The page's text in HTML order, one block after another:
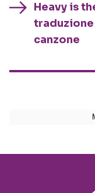
Heavy is
canzone